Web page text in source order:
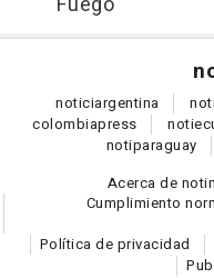
noticiargentina
colombiapress noti
notiparaguay
Acerca de
Cumplimiento
Política de privacidad